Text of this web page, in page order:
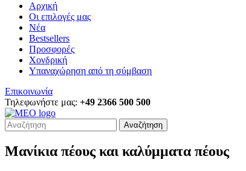
Αρχική
Οι επιλογές μας
Νέα
Bestsellers
Προσφορές
Χονδρική
Υπαναχώρηση από τη σύμβαση
Επικοινωνία
Τηλεφωνήστε μας: +49 2366 500 500
Αναζήτηση
Μανίκια πέους και καλύμματα πέους